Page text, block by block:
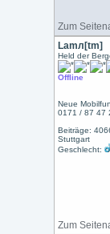
Zum
Lamл[tm]
Held der
Offline
Neue
0171 / 87 47
Beiträge:
Stuttgart
Geschlecht:
Zum